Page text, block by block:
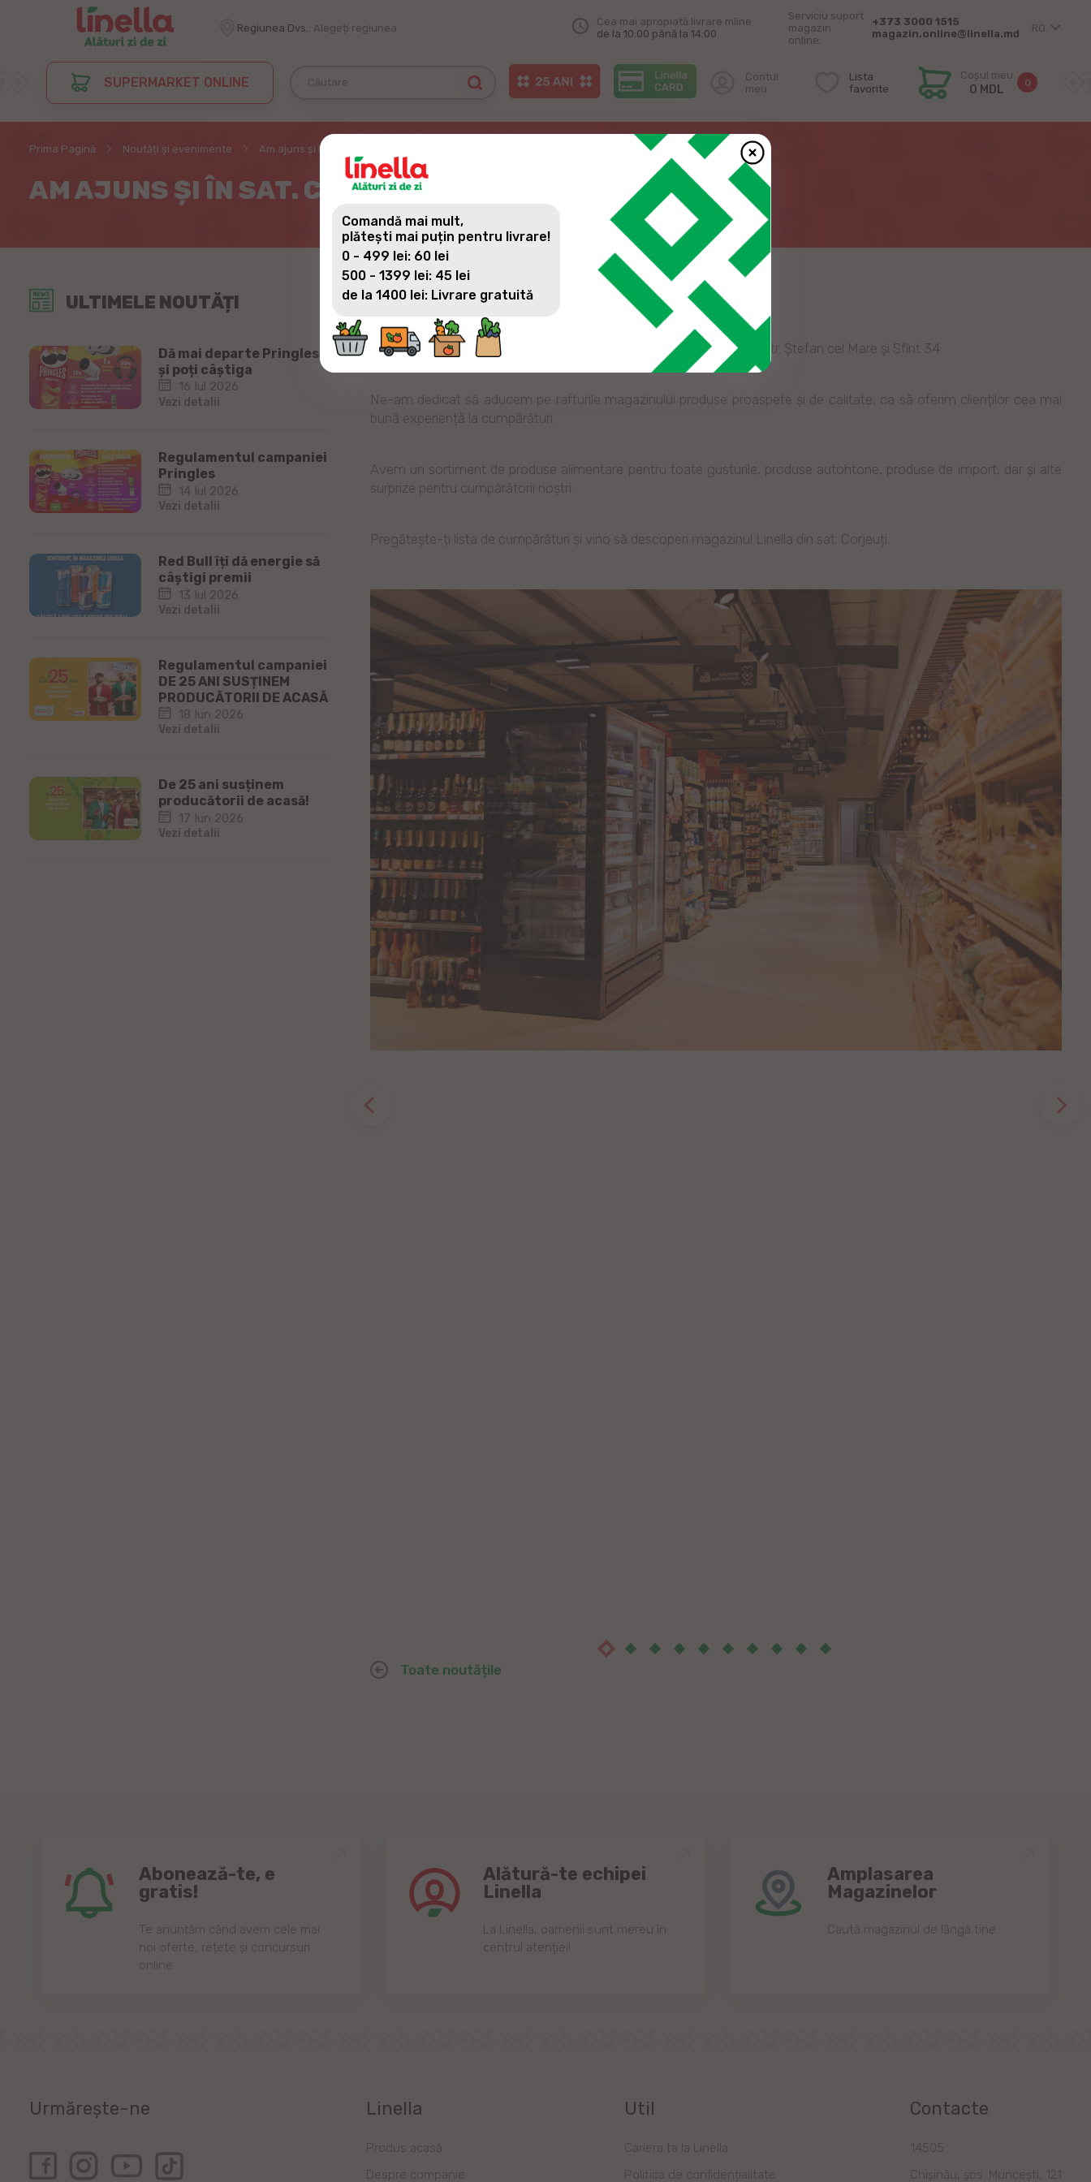
Regiunea Dvs.: Alegeți regiunea
Cea mai apropiată livrare mîine
de la 10:00 până la 14:00
Serviciu suport
magazin
online:
+373 3000 1515
magazin.online@linella.md
RO
SUPERMARKET ONLINE
Contul
meu
Lista
favorite
Coșul meu
0 MDL 0
Prima Pagină Noutăți și evenimente Am ajuns și în sat. Corjeuți
AM AJUNS ȘI ÎN SAT. CORJEUȚI
ULTIMELE NOUTĂȚI
Dă mai departe Pringles
și poți câștiga
16 Iul 2026
Vezi detalii
Regulamentul campaniei
Pringles
14 Iul 2026
Vezi detalii
Red Bull îți dă energie să
câștigi premii
13 Iul 2026
Vezi detalii
Regulamentul campaniei
DE 25 ANI SUSȚINEM
PRODUCĂTORII DE ACASĂ
18 Iun 2026
Vezi detalii
De 25 ani susținem
producătorii de acasă!
17 Iun 2026
Vezi detalii
Am ajuns și la Corjeuți!
Astăzi am deschis un nou magazin Linella în sat. Corjeuți, situat pe str. Ștefan cel Mare și Sfînt 34.
Ne-am dedicat să aducem pe rafturile magazinului produse proaspete și de calitate, ca să oferim clienților cea mai
bună experiență la cumpărături.
Avem un sortiment de produse alimentare pentru toate gusturile, produse autohtone, produse de import, dar și alte
surprize pentru cumpărătorii noștri.
Pregătește-ți lista de cumpărături și vino să descoperi magazinul Linella din sat. Corjeuți.
Toate noutățile
Abonează-te, e
gratis!
Te anunțăm când avem cele mai
noi oferte, rețete și concursuri
online.
Alătură-te echipei
Linella
Lа Linellа, oаmenii sunt mereu în
centrul аtenției!
Amplasarea
Magazinelor
Caută magazinul de lângă tine.
Urmărește-ne Linella
Produs acasă
Despre companie
Util
Cariera ta la Linella
Politica de confidențialitate
Contacte
14505
Chișinău, șos. Muncești, 121
Comandă mai mult,
plătești mai puțin pentru livrare!
0 - 499 lei: 60 lei
500 - 1399 lei: 45 lei
de la 1400 lei: Livrare gratuită